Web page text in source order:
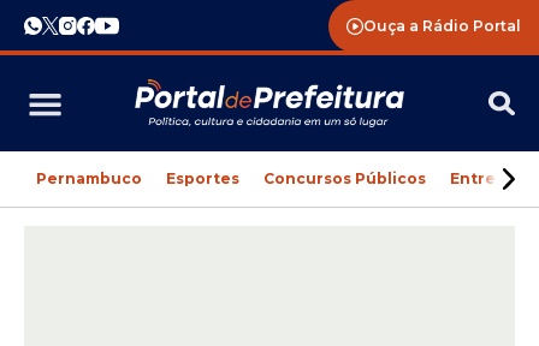
Ouça a Rádio Portal
Pernambuco Esportes Concursos Públicos